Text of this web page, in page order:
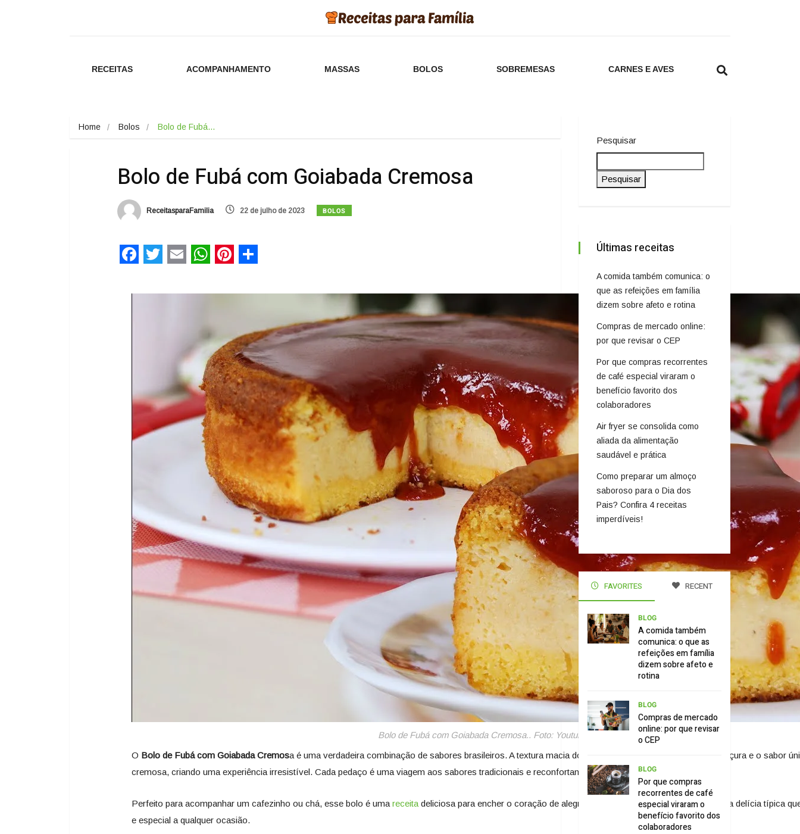
RECEITAS ACOMPANHAMENTO MASSAS BOLOS SOBREMESAS CARNES E AVES
Home Bolos Bolo de Fubá…
Bolo de Fubá com Goiabada Cremosa
ReceitasparaFamilia 22 de julho de 2023 BOLOS
Bolo de Fubá com Goiabada Cremosa.. Foto: Youtube/Dika da Naka ·
O Bolo de Fubá com Goiabada Cremosa é uma verdadeira combinação de sabores brasileiros. A textura macia do bolo de fubá se harmoniza com a doçura e o sabor
cremosa, criando uma experiência irresistível. Cada pedaço é uma viagem aos sabores tradicionais e reconfortantes da culinária brasileira.
Perfeito para acompanhar um cafezinho ou chá, esse bolo é uma receita deliciosa para encher o coração de alegria e a boca de sorrisos. Aproveite essa delícia típica
e especial a qualquer ocasião.
Pesquisar
Pesquisar
Últimas receitas
A comida também comunica: o
que as refeições em família
dizem sobre afeto e rotina
Compras de mercado online:
por que revisar o CEP
Por que compras recorrentes
de café especial viraram o
benefício favorito dos
colaboradores
Air fryer se consolida como
aliada da alimentação
saudável e prática
Como preparar um almoço
saboroso para o Dia dos
Pais? Confira 4 receitas
imperdíveis!
FAVORITES RECENT
BLOG
A comida também
comunica: o que as
refeições em família
dizem sobre afeto e
rotina
BLOG
Compras de mercado
online: por que revisar
o CEP
BLOG
Por que compras
recorrentes de café
especial viraram o
benefício favorito dos
colaboradores